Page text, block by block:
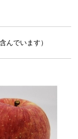
んでいます）